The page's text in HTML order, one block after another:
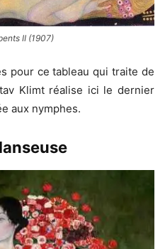
II (1907)
pour ce tableau qui traite de
Klimt réalise ici le dernier
aux nymphes.